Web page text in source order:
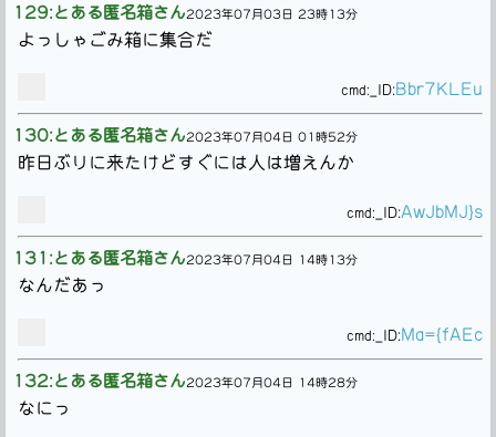
129:とある匿名箱さん2023年07月03日 23時13分
よっしゃごみ箱に集合だ
cmd: _ID:Bbr7KLEu
130:とある匿名箱さん2023年07月04日 01時52分
昨日ぶりに来たけどすぐには人は増えんか
cmd: _ID:AwJbMJ}s
131:とある匿名箱さん2023年07月04日 14時13分
なんだあっ
cmd: _ID:Ma={fAEc
132:とある匿名箱さん2023年07月04日 14時28分
なにっ